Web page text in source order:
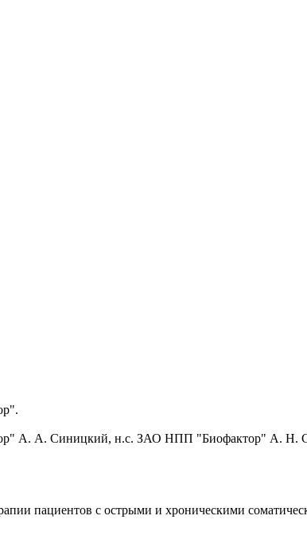
А. А. Синицкий, н.с. ЗАО НПП "Биофактор" А. Н.
пациентов с острыми и хроническими